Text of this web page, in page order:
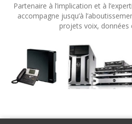
Partenaire à l’implication et à
accompagne jusqu’à
projets voix, données